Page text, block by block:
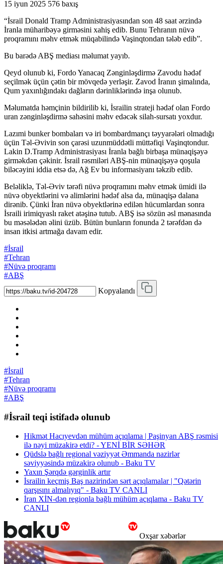
15 iyun 2025 576 baxış
“İsrail Donald Tramp Administrasiyasından son 48 saat ərzində
İranla müharibəyə girməsini xahiş edib. Bunu Tehranın nüvə
proqramını məhv etmək müqabilində Vaşinqtondan tələb edib”.
Bu barədə ABŞ mediası məlumat yayıb.
Qeyd olunub ki, Fordo Yanacaq Zənginləşdirmə Zavodu hədəf
seçilmək üçün çətin bir mövqedə yerləşir. Zavod İranın şimalında,
Qum yaxınlığındakı dağların dərinliklərində inşa olunub.
Məlumatda həmçinin bildirilib ki, İsrailin strateji hədəf olan Fordo
uran zənginləşdirmə sahəsini məhv edəcək silah-sursatı yoxdur.
Lazımi bunker bombaları və iri bombardmançı təyyarələri olmadığı
üçün Təl-Əvivin son çarəsi uzunmüddətli müttəfiqi Vaşinqtondur.
Lakin D.Tramp Administrasiyası İranla bağlı birbaşa münaqişəyə
girməkdən çəkinir. İsrail rəsmiləri ABŞ-nin münaqişəyə qoşula
biləcəyini iddia etsə də, Ağ Ev bu informasiyanı təkzib edib.
Beləliklə, Təl-Əviv tərəfi nüvə proqramını məhv etmək ümidi ilə
nüvə obyektlərini və alimlərini hədəf alsa da, münaqişə dalana
dirənib. Çünki İran nüvə obyektlərinə edilən hücumlardan sonra
İsraili irimiqyaslı raket atəşinə tutub. ABŞ isə sözün əsl mənasında
bu məsələdən əlini üzüb. Bütün bunların fonunda 2 tərəfdən də
insan itkisi artmağa davam edir.
#İsrail
#Tehran
#Nüvə proqramı
#ABŞ
Kopyalandı
#İsrail
#Tehran
#Nüvə proqramı
#ABŞ
#İsrail teqi istifadə olunub
Hikmət Hacıyevdən mühüm açıqlama | Paşinyan ABŞ rəsmisi
ilə nəyi müzakirə etdi? - YENİ BİR SƏHƏR
Qüdslə bağlı regional vəziyyət Əmmanda nazirlər
səviyyəsində müzakirə olunub - Baku TV
Yaxın Şərqdə gərginlik artır
İsrailin keçmiş Baş nazirindən sərt açıqlamalar | "Qətərin
qarşısını almalıyıq" - Baku TV CANLI
İran XİN-dən regionla bağlı mühüm açıqlama - Baku TV
CANLI
Oxşar xəbərlər